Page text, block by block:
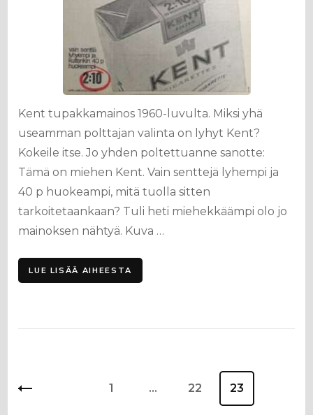
Kent tupakkamainos 1960-luvulta. Miksi yhä
useamman polttajan valinta on lyhyt Kent?
Kokeile itse. Jo yhden poltettuanne sanotte:
Tämä on miehen Kent. Vain senttejä lyhempi ja
40 p huokeampi, mitä tuolla sitten
tarkoitetaankaan? Tuli heti miehekkäämpi olo jo
mainoksen nähtyä. Kuva …
LUE LISÄÄ AIHEESTA
Sivu
1 … Sivu
22 Sivu
23